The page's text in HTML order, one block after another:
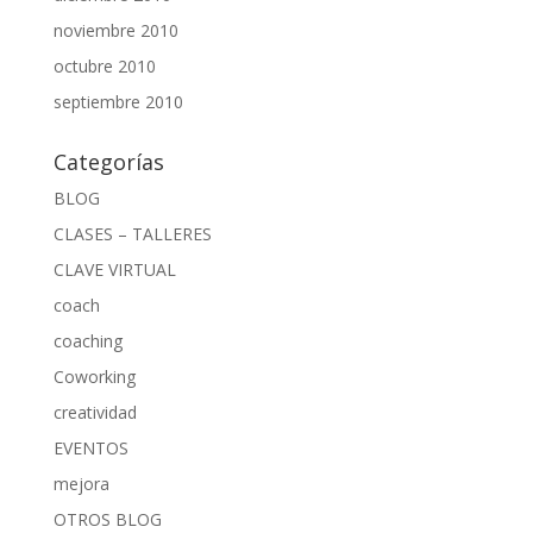
noviembre 2010
octubre 2010
septiembre 2010
Categorías
BLOG
CLASES – TALLERES
CLAVE VIRTUAL
coach
coaching
Coworking
creatividad
EVENTOS
mejora
OTROS BLOG